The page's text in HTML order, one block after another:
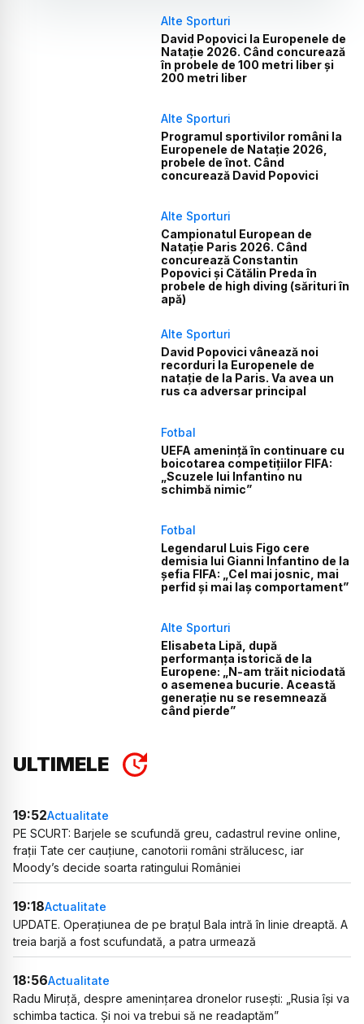
Alte Sporturi
David Popovici la Europenele de
Natație 2026. Când concurează
în probele de 100 metri liber și
200 metri liber
Alte Sporturi
Programul sportivilor români la
Europenele de Natație 2026,
probele de înot. Când
concurează David Popovici
Alte Sporturi
Campionatul European de
Natație Paris 2026. Când
concurează Constantin
Popovici și Cătălin Preda în
probele de high diving (sărituri în
apă)
Alte Sporturi
David Popovici vânează noi
recorduri la Europenele de
natație de la Paris. Va avea un
rus ca adversar principal
Fotbal
UEFA amenință în continuare cu
boicotarea competițiilor FIFA:
„Scuzele lui Infantino nu
schimbă nimic”
Fotbal
Legendarul Luis Figo cere
demisia lui Gianni Infantino de la
șefia FIFA: „Cel mai josnic, mai
perfid și mai laș comportament”
Alte Sporturi
Elisabeta Lipă, după
performanța istorică de la
Europene: „N-am trăit niciodată
o asemenea bucurie. Această
generație nu se resemnează
când pierde”
ULTIMELE
19:52Actualitate
PE SCURT: Barjele se scufundă greu, cadastrul revine online,
frații Tate cer cauțiune, canotorii români strălucesc, iar
Moody’s decide soarta ratingului României
19:18Actualitate
UPDATE. Operațiunea de pe brațul Bala intră în linie dreaptă. A
treia barjă a fost scufundată, a patra urmează
18:56Actualitate
Radu Miruță, despre amenințarea dronelor rusești: „Rusia își va
schimba tactica. Și noi va trebui să ne readaptăm”